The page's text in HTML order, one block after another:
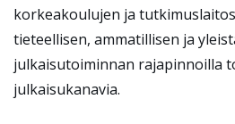
korkeakoulujen ja
tieteellisen, ammatillisen ja
julkaisutoiminnan rajapinnoilla
julkaisukanavia.